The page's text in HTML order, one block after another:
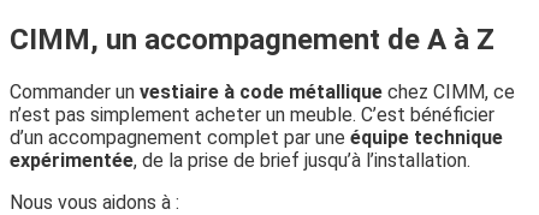
CIMM, un accompagnement de A à Z
Commander un vestiaire à code métallique chez CIMM, ce
n’est pas simplement acheter un meuble. C’est bénéficier
d’un accompagnement complet par une équipe technique
expérimentée, de la prise de brief jusqu’à l’installation.
Nous vous aidons à :